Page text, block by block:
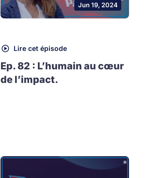
Jun 19, 2024
Lire cet épisode
Ep. 82 : L’humain au cœur
de l’impact.